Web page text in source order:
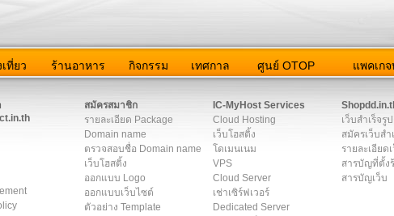
ที่ยว ร้านอาหาร กิจกรรม เทศกาล ศูนย์ OTOP แพคเก
สมัครสมาชิก
รายละเอียด Package
Domain name
ตรวจสอบชื่อ Domain name
เว็บโฮสติ้ง
ออกแบบ Logo
ออกแบบเว็บไซต์
ตัวอย่าง Template
IC-MyHost Services
Cloud Hosting
เว็บโฮสติ้ง
โดเมนเนม
VPS
Cloud Server
เช่าเซิร์ฟเวอร์
Dedicated Server
เว็บสำเร็จรูป
สมัครเว็บสำ
รายละเอียด
สารบัญที่ตั้ง
สารบัญเว็บ